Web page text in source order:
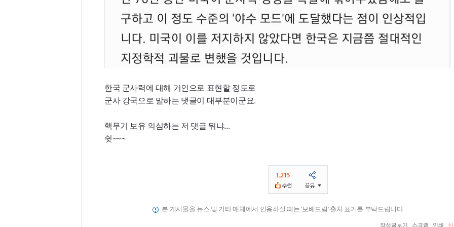
한국 군사력에 대해 거인으로 표현할 정도로
군사 강국으로 말하는 댓글이 대부분이군요.
핵무기 보유 의심하는 저 댓글 뭐냐...
쉿~~~
1,215
본 게시물을 뉴스 및 기타 매체에서 인용하실 때는 '보배드림' 출처 표기를 부탁드립니다
작성글보기 스크랩 인쇄